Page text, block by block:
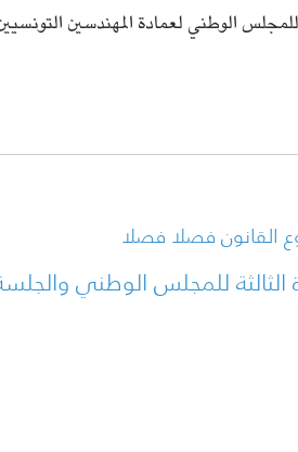
للمجلس الوطني لعمادة المهندسين
القانون فصلا فصلا
الثالثة للمجلس الوطني